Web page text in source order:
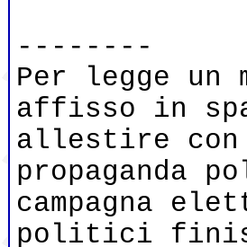
--------
Per legge un
affisso in
allestire
propaganda
campagna
politici